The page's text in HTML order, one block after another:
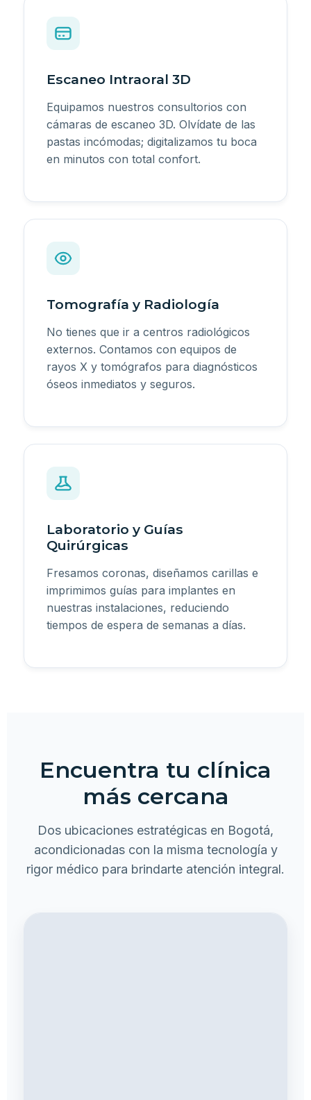
Escaneo Intraoral 3D
Equipamos nuestros consultorios con
cámaras de escaneo 3D. Olvídate de las
pastas incómodas; digitalizamos tu boca
en minutos con total confort.
Tomografía y Radiología
No tienes que ir a centros radiológicos
externos. Contamos con equipos de
rayos X y tomógrafos para diagnósticos
óseos inmediatos y seguros.
Laboratorio y Guías
Quirúrgicas
Fresamos coronas, diseñamos carillas e
imprimimos guías para implantes en
nuestras instalaciones, reduciendo
tiempos de espera de semanas a días.
Encuentra tu clínica
más cercana
Dos ubicaciones estratégicas en Bogotá,
acondicionadas con la misma tecnología y
rigor médico para brindarte atención integral.